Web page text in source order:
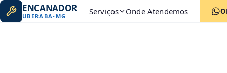
ENCANADOR
UBERABA- MG Serviços Onde Atendemos